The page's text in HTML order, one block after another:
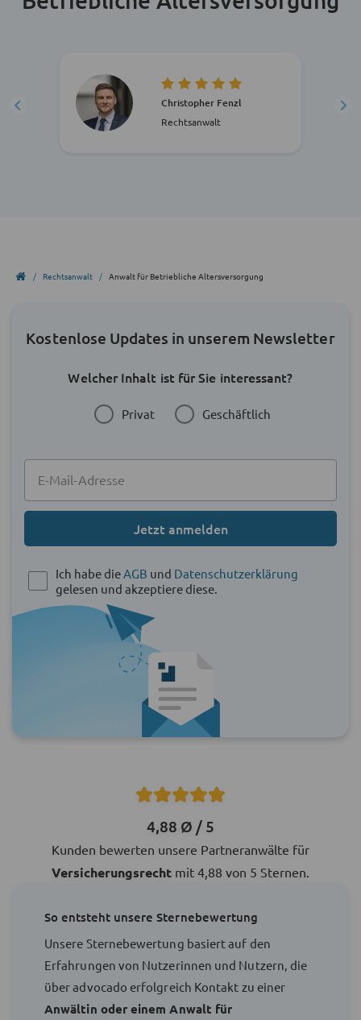
Christopher Fenzl
Rechtsanwalt
Rechtsanwalt Anwalt für Betriebliche Altersversorgung
Kostenlose Updates in unserem Newsletter
Welcher Inhalt ist für Sie interessant?
Privat Geschäftlich
Jetzt anmelden
Ich habe die AGB und Datenschutzerklärung
gelesen und akzeptiere diese.
4,88 Ø / 5
Kunden bewerten unsere Partneranwälte für
Versicherungsrecht mit 4,88 von 5 Sternen.
So entsteht unsere Sternebewertung
Unsere Sternebewertung basiert auf den
Erfahrungen von Nutzerinnen und Nutzern, die
über advocado erfolgreich Kontakt zu einer
Anwältin oder einem Anwalt für